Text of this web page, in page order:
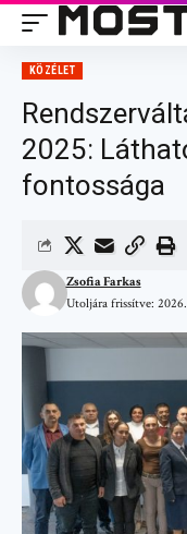
KÖZÉLET
2025:
fontossága
Utoljára frissítve:
Zsofia Farkas